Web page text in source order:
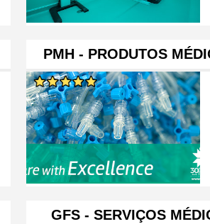
PMH - PRODUTOS
GFS - SERVIÇOS